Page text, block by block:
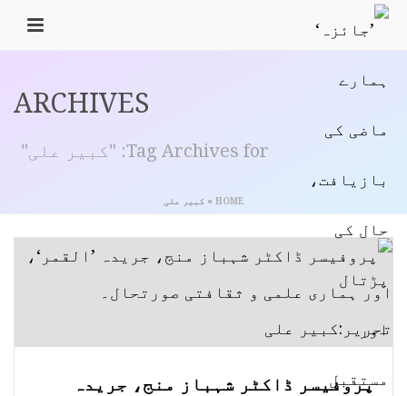
ARCHIVES
Tag Archives for: "کبیر علی"
HOME
» کبیر علی
پروفیسر ڈاکٹر شہباز منج، جریدہ